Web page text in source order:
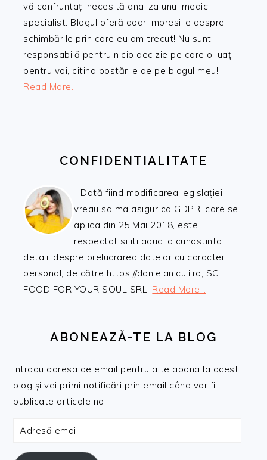
vă confruntați necesită analiza unui medic
specialist. Blogul oferă doar impresiile despre
schimbările prin care eu am trecut! Nu sunt
responsabilă pentru nicio decizie pe care o luați
pentru voi, citind postările de pe blogul meu! !
Read More…
CONFIDENTIALITATE
Dată fiind modificarea legislației
vreau sa ma asigur ca GDPR, care se
aplica din 25 Mai 2018, este
respectat si iti aduc la cunostinta
detalii despre prelucrarea datelor cu caracter
personal, de către https://danielaniculi.ro, SC
FOOD FOR YOUR SOUL SRL. Read More…
ABONEAZĂ-TE LA BLOG
Introdu adresa de email pentru a te abona la acest
blog și vei primi notificări prin email când vor fi
publicate articole noi.
Adresă